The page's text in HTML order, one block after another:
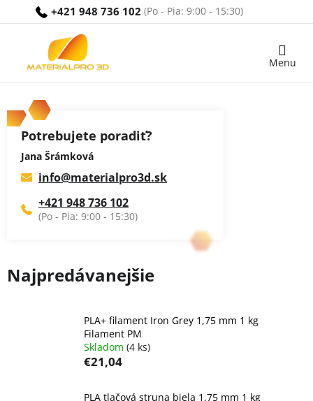
+421 948 736 102
Nákupný
Potrebujete poradiť?
Jana Šrámková
info@materialpro3d.sk
+421 948 736 102
Najpredávanejšie
PLA+ filament Iron Grey 1,75 mm 1 kg
Filament PM
Skladom (4 ks)
€21,04
PLA tlačová struna biela 1,75 mm 1 kg